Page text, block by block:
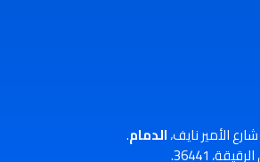
شارع الأمير نايف،الدمام.
36441.